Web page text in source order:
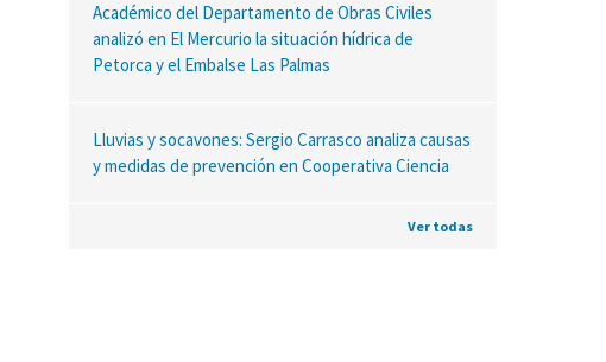
Académico del Departamento de Obras Civiles
analizó en El Mercurio la situación hídrica de
Petorca y el Embalse Las Palmas
Lluvias y socavones: Sergio Carrasco analiza causas
y medidas de prevención en Cooperativa Ciencia
Ver todas